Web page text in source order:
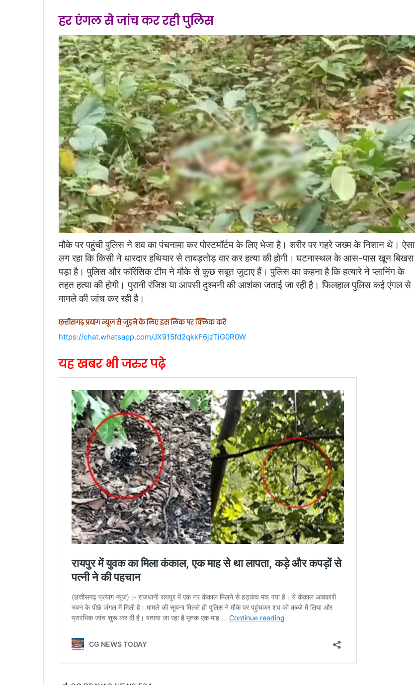
हर एंगल से जांच कर रही पुलिस
मौके पर पहुंची पुलिस ने शव का पंचनामा कर पोस्टमॉर्टम के लिए भेजा है। शरीर पर गहरे जख्म के निशान थे। ऐसा
लग रहा कि किसी ने धारदार हथियार से ताबड़तोड़ वार कर हत्या की होगी। घटनास्थल के आस-पास खून बिखरा
पड़ा है। पुलिस और फॉरेंसिक टीम ने मौके से कुछ सबूत जुटाए हैं। पुलिस का कहना है कि हत्यारे ने प्लानिंग के
तहत हत्या की होगी। पुरानी रंजिश या आपसी दुश्मनी की आशंका जताई जा रही है। फिलहाल पुलिस कई एंगल से
मामले की जांच कर रही है।
छत्तीसगढ़ प्रयाग न्यूज से जुड़ने के लिए इस लिंक पर क्लिक करें
https://chat.whatsapp.com/JX915fd2qkkF6jzTiG0R0W
यह खबर भी जरुर पढ़े